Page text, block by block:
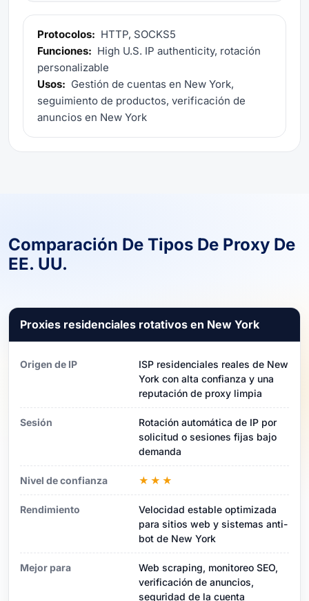
Protocolos: HTTP, SOCKS5
Funciones: High U.S. IP authenticity, rotación
personalizable
Usos: Gestión de cuentas en New York,
seguimiento de productos, verificación de
anuncios en New York
Comparación De Tipos De Proxy De
EE. UU.
Proxies residenciales rotativos en New York
Origen de IP
ISP residenciales reales de New
York con alta confianza y una
reputación de proxy limpia
Sesión
Rotación automática de IP por
solicitud o sesiones fijas bajo
demanda
Nivel de confianza ★★★
Rendimiento
Velocidad estable optimizada
para sitios web y sistemas anti-
bot de New York
Mejor para
Web scraping, monitoreo SEO,
verificación de anuncios,
seguridad de la cuenta